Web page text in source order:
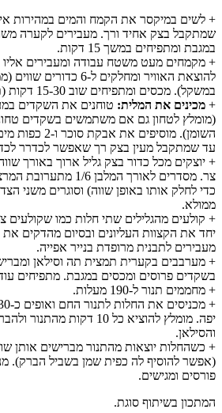
+ לשים במיקסר את הקמח והמים במהירות
שמתקבל בצק אחיד ורך. מעבירים לקערה
במגבת ומתפיחים במשך 15 דקות.
+ מקמחים מעט משטח עבודה ומעבירים אליו
להוצאת האוויר ומחלקים
במשקל). מכסים ומתפיחים שוב 15-30 דקות (תלוי כמה החדר חם).
+ מכינים את המלית: טוחנים את השקדים
(מומלץ לטחון גם אם משתמשים בשקדים
השומן).
עד שמתקבל מעין בצק רך שאפשר לכדרר
+ יוצקים מכל כדור בצק גליל ארוך באורך
צר. מסדרים לאורך
כדי לחלק אותו באופן שווה) וסוגרים משני
ממולא.
יחד את הקצוות העליונים ובסיום מהדקים
מעבירים לתבנית מרופדת בנייר אפייה.
+ מערבבים בקערית תמצית תה וסילאן
בשקדים פרוסים ומכסים במגבת. מתפיחים עוד 30-60
+ מחממים תנור ל-190 מעלות.
יפה. מומלץ להוציא כל 10
והסילאן.
+ כשהחלות יוצאות מהתנור מברישים אותן
(אפשר להוסיף לה כפית שמן בשביל הברק).
פורסים ומגישים.
המתכון בשיתוף סוגת.